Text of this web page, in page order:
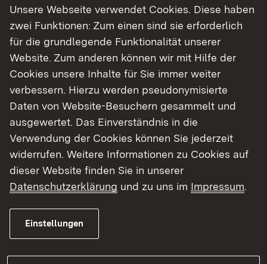
Anfragen grundsätzlich über die dafür
vorgesehenen Online-Portale (z.B.
Externer Link:
STEWI-
Online ) bzw. auf dem Dienstweg (über die
Schule und ggf. das Staatliche Schulamt) bei uns
ein.
Adressänderungenteilen Sie uns bitte mit dem
Formular „
Link auf Datei:
527a.pdf“ (abrufbar beim
Landesamt für Besoldung und Versorgung
Baden-Württemberg) ebenfalls auf dem
Dienstweg mit.
Bitte beachten Sie außerdem, dass eine
persönliche Akteneinsichtnahme grundsätzlich
nur nachvorheriger Terminvereinbarung
Unsere Webseite verwendet Cookies. Diese haben
zwei Funktionen: Zum einen sind sie erforderlich
für die grundlegende Funktionalität unserer
Website. Zum anderen können wir mit Hilfe der
Cookies unsere Inhalte für Sie immer weiter
verbessern. Hierzu werden pseudonymisierte
Daten von Website-Besuchern gesammelt und
ausgewertet. Das Einverständnis in die
Verwendung der Cookies können Sie jederzeit
widerrufen. Weitere Informationen zu Cookies auf
dieser Website finden Sie in unserer
Datenschutzerklärung und zu uns im Impressum.
Einstellungen